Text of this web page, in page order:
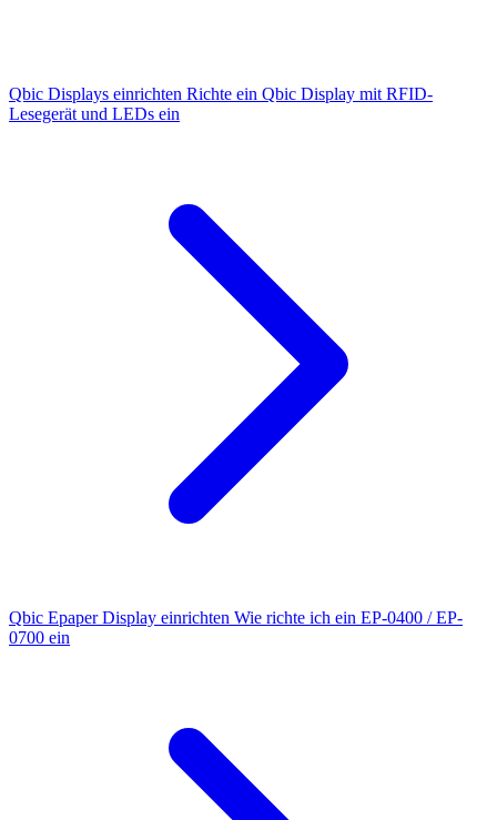
Qbic Displays einrichten Richte ein Qbic Display mit RFID-
Lesegerät und LEDs ein
Qbic Epaper Display einrichten Wie richte ich ein EP-0400 / EP-
0700 ein